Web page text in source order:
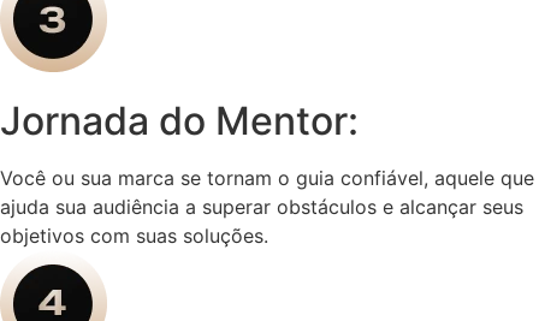
Jornada do Mentor:
Você ou sua marca se tornam o guia confiável, aquele que
ajuda sua audiência a superar obstáculos e alcançar seus
objetivos com suas soluções.